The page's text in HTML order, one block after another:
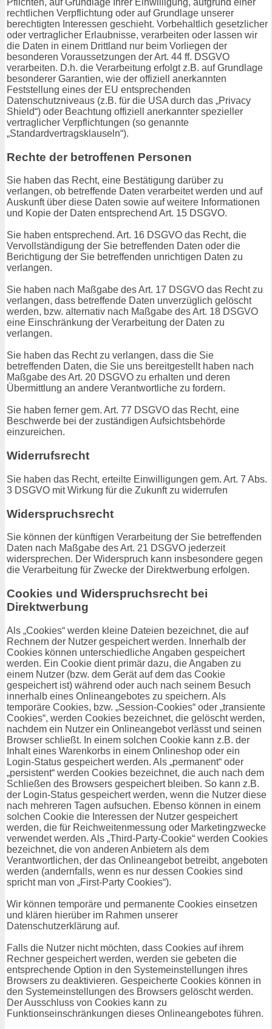
Pflichten, auf Grundlage Ihrer Einwilligung, aufgrund einer
rechtlichen Verpflichtung oder auf Grundlage unserer
berechtigten Interessen geschieht. Vorbehaltlich gesetzlicher
oder vertraglicher Erlaubnisse, verarbeiten oder lassen wir
die Daten in einem Drittland nur beim Vorliegen der
besonderen Voraussetzungen der Art. 44 ff. DSGVO
verarbeiten. D.h. die Verarbeitung erfolgt z.B. auf Grundlage
besonderer Garantien, wie der offiziell anerkannten
Feststellung eines der EU entsprechenden
Datenschutzniveaus (z.B. für die USA durch das „Privacy
Shield“) oder Beachtung offiziell anerkannter spezieller
vertraglicher Verpflichtungen (so genannte
„Standardvertragsklauseln“).
Rechte der betroffenen Personen
Sie haben das Recht, eine Bestätigung darüber zu
verlangen, ob betreffende Daten verarbeitet werden und auf
Auskunft über diese Daten sowie auf weitere Informationen
und Kopie der Daten entsprechend Art. 15 DSGVO.
Sie haben entsprechend. Art. 16 DSGVO das Recht, die
Vervollständigung der Sie betreffenden Daten oder die
Berichtigung der Sie betreffenden unrichtigen Daten zu
verlangen.
Sie haben nach Maßgabe des Art. 17 DSGVO das Recht zu
verlangen, dass betreffende Daten unverzüglich gelöscht
werden, bzw. alternativ nach Maßgabe des Art. 18 DSGVO
eine Einschränkung der Verarbeitung der Daten zu
verlangen.
Sie haben das Recht zu verlangen, dass die Sie
betreffenden Daten, die Sie uns bereitgestellt haben nach
Maßgabe des Art. 20 DSGVO zu erhalten und deren
Übermittlung an andere Verantwortliche zu fordern.
Sie haben ferner gem. Art. 77 DSGVO das Recht, eine
Beschwerde bei der zuständigen Aufsichtsbehörde
einzureichen.
Widerrufsrecht
Sie haben das Recht, erteilte Einwilligungen gem. Art. 7 Abs.
3 DSGVO mit Wirkung für die Zukunft zu widerrufen
Widerspruchsrecht
Sie können der künftigen Verarbeitung der Sie betreffenden
Daten nach Maßgabe des Art. 21 DSGVO jederzeit
widersprechen. Der Widerspruch kann insbesondere gegen
die Verarbeitung für Zwecke der Direktwerbung erfolgen.
Cookies und Widerspruchsrecht bei
Direktwerbung
Als „Cookies“ werden kleine Dateien bezeichnet, die auf
Rechnern der Nutzer gespeichert werden. Innerhalb der
Cookies können unterschiedliche Angaben gespeichert
werden. Ein Cookie dient primär dazu, die Angaben zu
einem Nutzer (bzw. dem Gerät auf dem das Cookie
gespeichert ist) während oder auch nach seinem Besuch
innerhalb eines Onlineangebotes zu speichern. Als
temporäre Cookies, bzw. „Session-Cookies“ oder „transiente
Cookies“, werden Cookies bezeichnet, die gelöscht werden,
nachdem ein Nutzer ein Onlineangebot verlässt und seinen
Browser schließt. In einem solchen Cookie kann z.B. der
Inhalt eines Warenkorbs in einem Onlineshop oder ein
Login-Status gespeichert werden. Als „permanent“ oder
„persistent“ werden Cookies bezeichnet, die auch nach dem
Schließen des Browsers gespeichert bleiben. So kann z.B.
der Login-Status gespeichert werden, wenn die Nutzer diese
nach mehreren Tagen aufsuchen. Ebenso können in einem
solchen Cookie die Interessen der Nutzer gespeichert
werden, die für Reichweitenmessung oder Marketingzwecke
verwendet werden. Als „Third-Party-Cookie“ werden Cookies
bezeichnet, die von anderen Anbietern als dem
Verantwortlichen, der das Onlineangebot betreibt, angeboten
werden (andernfalls, wenn es nur dessen Cookies sind
spricht man von „First-Party Cookies“).
Wir können temporäre und permanente Cookies einsetzen
und klären hierüber im Rahmen unserer
Datenschutzerklärung auf.
Falls die Nutzer nicht möchten, dass Cookies auf ihrem
Rechner gespeichert werden, werden sie gebeten die
entsprechende Option in den Systemeinstellungen ihres
Browsers zu deaktivieren. Gespeicherte Cookies können in
den Systemeinstellungen des Browsers gelöscht werden.
Der Ausschluss von Cookies kann zu
Funktionseinschränkungen dieses Onlineangebotes führen.